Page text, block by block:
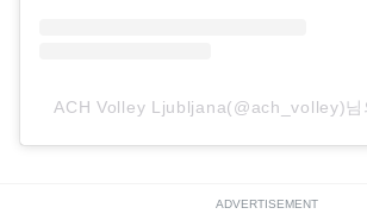
ACH Volley Ljubljana(@ach_volley)님
ADVERTISEMENT